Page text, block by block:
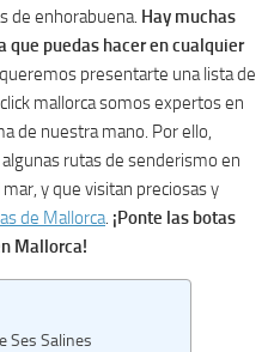
de enhorabuena. Hay muchas
que puedas hacer en cualquier
queremos presentarte una lista de
mallorca somos expertos en
de nuestra mano. Por ello,
rutas de senderismo en
y que visitan preciosas y
de Mallorca ¡Ponte las botas
Mallorca!
Ses Salines